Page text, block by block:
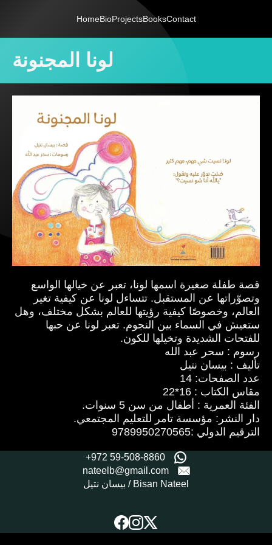
HomeBioProjectsBooksContact
لونا المجنونة
قصة طفلة صغيرة اسمها لونا، تعبر عن خيالها الواسع
وتصوّراتها عن المستقبل. تتساءل لونا عن كيفية تغير
العالم، وخصوصًا كيفية رؤيتها للعالم بشكل مختلف، وهل
ستعيش في السماء بين النجوم. تعبر لونا عن حبها
للفتحات الشديدة وتخيلها للكون.
رسوم : سحر عبد الله
تأليف : بيسان نتيل
عدد الصفحات: 14
مقاس الكتاب : 16*22
الفئة العمرية : أطفال من سن 5 سنوات.
دار النشر: مؤسسة تامر للتعليم المجتمعي.
الترقيم الدولي :9789950270565
+972 59-508-8860
nateelb@gmail.com
بيسان نتيل / Bisan Nateel